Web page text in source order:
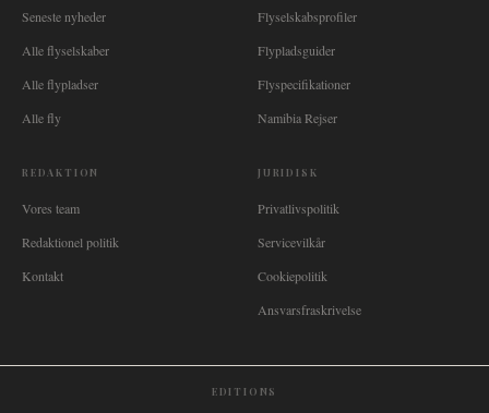
Seneste nyheder
Alle flyselskaber
Alle flypladser
Alle fly
Flyselskabsprofiler
Flypladsguider
Flyspecifikationer
Namibia Rejser
REDAKTION
Vores team
Redaktionel politik
Kontakt
JURIDISK
Privatlivspolitik
Servicevilkår
Cookiepolitik
Ansvarsfraskrivelse
EDITIONS